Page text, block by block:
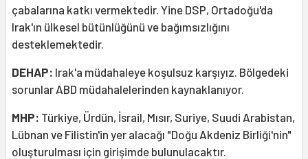
çabalarına katkı vermektedir. Yine DSP, Ortadoğu'da
Irak'ın ülkesel bütünlüğünü ve bağımsızlığını
desteklemektedir.
DEHAP: Irak'a müdahaleye koşulsuz karşıyız. Bölgedeki
sorunlar ABD müdahalelerinden kaynaklanıyor.
MHP: Türkiye, Ürdün, İsrail, Mısır, Suriye, Suudi Arabistan,
Lübnan ve Filistin'in yer alacağı "Doğu Akdeniz Birliği'nin"
oluşturulması için girişimde bulunulacaktır.